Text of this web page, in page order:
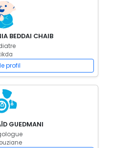
BEDDAI CHAIB
profil
GUEDMANI